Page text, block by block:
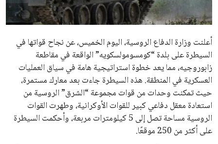
المرأة والجمال
محافظات
أعلنت وزارة الدفاع الروسية، اليوم الخميس، عن نجاح قواتها في
السيطرة على بلدة “كومسومولسكويه” الواقعة في مقاطعة
زابوروجيه، مما يعد خطوة استراتيجية هامة في سياق العمليات
العسكرية في المنطقة. هذه السيطرة جاءت بعد معارك مستمرة،
حيث تمكنت وحدات من قوات مجموعة “الشرق” الروسية من
استعادة معقل دفاعي كبير للقوات الأوكرانية، وطهرت القوات
الروسية مساحة تصل إلى 5 كيلومترات مربعة، وأحكمت السيطرة
على أكثر من 250 موقعًا.